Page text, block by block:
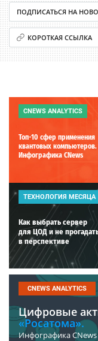
ПОДПИСАТЬСЯ НА
КОРОТКАЯ ССЫЛКА
CNEWS ANALYTICS
Топ-10 сфер применения
квантовых компьютеров.
Инфографика CNews
ТЕХНОЛОГИЯ МЕСЯЦА
Как выбрать сервер
для ЦОД и не
в перспективе
CNEWS ANALYTICS
Цифровые
«Росатома».
Инфографика CNews